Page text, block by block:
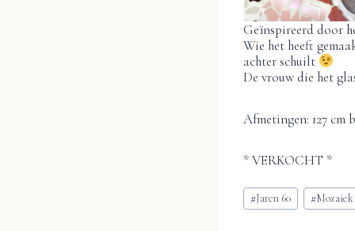
Geïnspireerd door
Wie het heeft
achter schuilt
De vrouw die het
Afmetingen: 127 cm
* VERKOCHT *
Bericht
tags:
#Jaren 60 #Mozaiek